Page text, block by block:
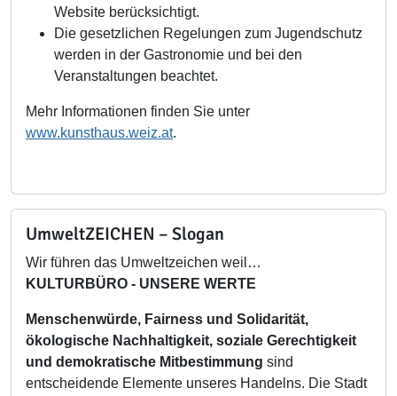
Website berücksichtigt.
Die gesetzlichen Regelungen zum Jugendschutz
werden in der Gastronomie und bei den
Veranstaltungen beachtet.
Mehr Informationen finden Sie unter
www.kunsthaus.weiz.at.
UmweltZEICHEN – Slogan
Wir führen das Umweltzeichen weil…
KULTURBÜRO - UNSERE WERTE
Menschenwürde, Fairness und Solidarität,
ökologische Nachhaltigkeit, soziale Gerechtigkeit
und demokratische Mitbestimmung sind
entscheidende Elemente unseres Handelns. Die Stadt